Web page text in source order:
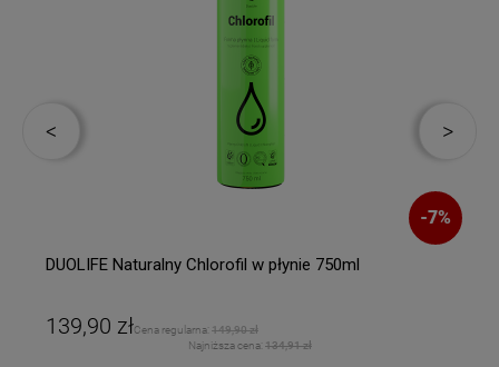
-7%
DUOLIFE Naturalny Chlorofil w płynie 750ml
139,90 złCena regularna: 149,90 zł
Najniższa cena: 134,91 zł